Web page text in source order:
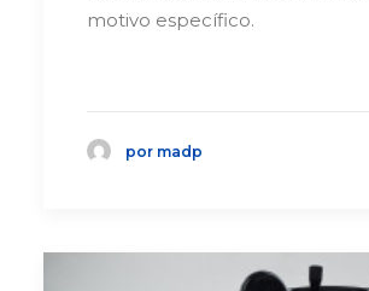
motivo específico.
por madp